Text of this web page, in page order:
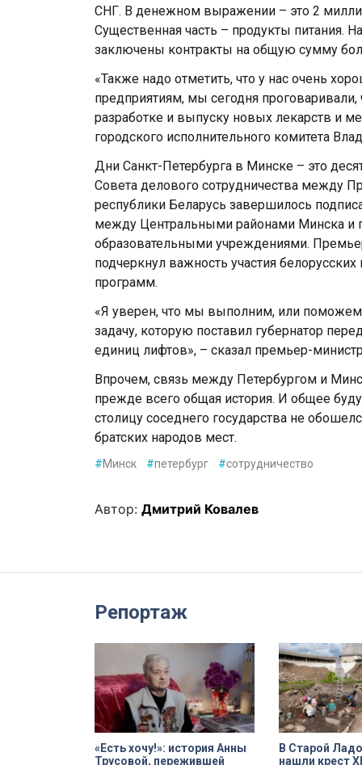
СНГ. В денежном выражении – это 2
Существенная часть – продукты питания.
заключены контракты на общую сумму
«Также надо отметить, что у нас очень
предприятиям, мы сегодня
разработке и выпуску новых лекарств и
городского исполнительного комитета
Дни Санкт-Петербурга в Минске – это
Совета делового сотрудничества между
республики Беларусь завершилось
между Центральными районами Минска и
образовательными учреждениями.
подчеркнул важность участия
программ.
«Я уверен, что мы выполним, или
задачу, которую поставил губернатор
единиц лифтов», – сказал премьер-
Впрочем, связь между Петербургом и
прежде всего общая история. И общее
столицу соседнего государства не
братских народов мест.
#Минск #петербург #сотрудничество
Автор: Дмитрий Ковалев
Репортаж
«Есть хочу!»: история Анны
Трусовой, пережившей
В Старой
нашли крест